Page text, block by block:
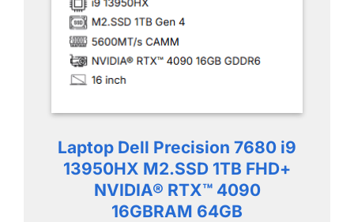
Laptop Dell Precision 7680 i9
13950HX M2.SSD 1TB FHD+
NVIDIA® RTX™ 4090
16GBRAM 64GB